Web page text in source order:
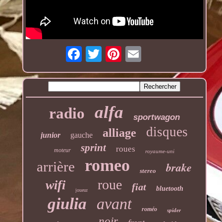
radio alfa sportwagon
junior gauche alliage disques
moteur sprint roues royaume-uni
arrière romeo stereo brake
wifi joueur roue fiat bluetooth
giulia avant roméo spider